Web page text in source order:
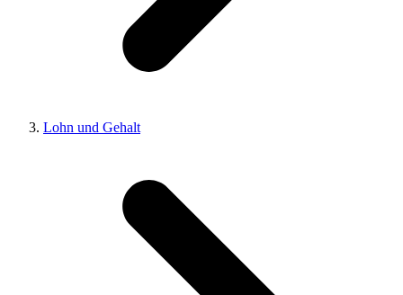
Lohn und Gehalt